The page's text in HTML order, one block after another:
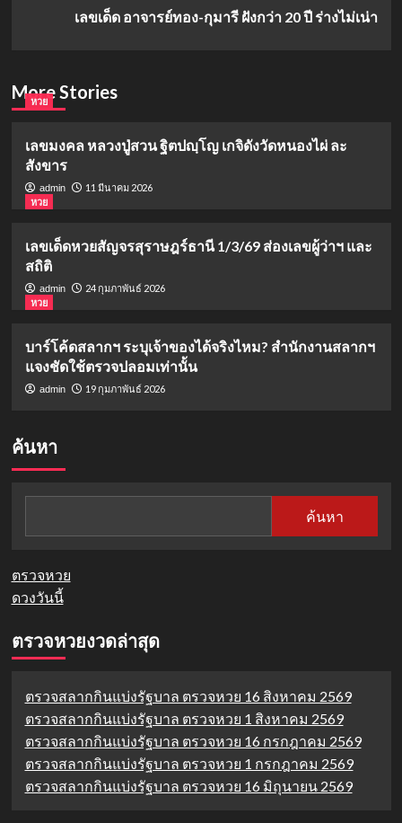
เลขเด็ด อาจารย์ทอง-กุมารี ฝังกว่า 20 ปี ร่างไม่เน่า
More Stories
หวย
เลขมงคล หลวงปู่สวน ฐิตปญฺโญ เกจิดังวัดหนองไผ่ ละ
สังขาร
admin
11 มีนาคม 2026
หวย
เลขเด็ดหวยสัญจรสุราษฎร์ธานี 1/3/69 ส่องเลขผู้ว่าฯ และ
สถิติ
admin
24 กุมภาพันธ์ 2026
หวย
บาร์โค้ดสลากฯ ระบุเจ้าของได้จริงไหม? สำนักงานสลากฯ
แจงชัดใช้ตรวจปลอมเท่านั้น
admin 19 กุมภาพันธ์ 2026
ค้นหา
ค้นหา
ตรวจหวย
ดวงวันนี้
ตรวจหวยงวดล่าสุด
ตรวจสลากกินแบ่งรัฐบาล ตรวจหวย 16 สิงหาคม 2569
ตรวจสลากกินแบ่งรัฐบาล ตรวจหวย 1 สิงหาคม 2569
ตรวจสลากกินแบ่งรัฐบาล ตรวจหวย 16 กรกฎาคม 2569
ตรวจสลากกินแบ่งรัฐบาล ตรวจหวย 1 กรกฎาคม 2569
ตรวจสลากกินแบ่งรัฐบาล ตรวจหวย 16 มิถุนายน 2569